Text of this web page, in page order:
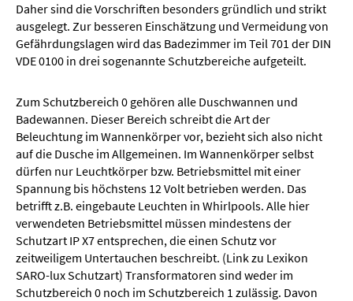
Daher sind die Vorschriften besonders gründlich und strikt
ausgelegt. Zur besseren Einschätzung und Vermeidung von
Gefährdungslagen wird das Badezimmer im Teil 701 der DIN
VDE 0100 in drei sogenannte Schutzbereiche aufgeteilt.
Zum Schutzbereich 0 gehören alle Duschwannen und
Badewannen. Dieser Bereich schreibt die Art der
Beleuchtung im Wannenkörper vor, bezieht sich also nicht
auf die Dusche im Allgemeinen. Im Wannenkörper selbst
dürfen nur Leuchtkörper bzw. Betriebsmittel mit einer
Spannung bis höchstens 12 Volt betrieben werden. Das
betrifft z.B. eingebaute Leuchten in Whirlpools. Alle hier
verwendeten Betriebsmittel müssen mindestens der
Schutzart IP X7 entsprechen, die einen Schutz vor
zeitweiligem Untertauchen beschreibt. (Link zu Lexikon
SARO-lux Schutzart) Transformatoren sind weder im
Schutzbereich 0 noch im Schutzbereich 1 zulässig. Davon